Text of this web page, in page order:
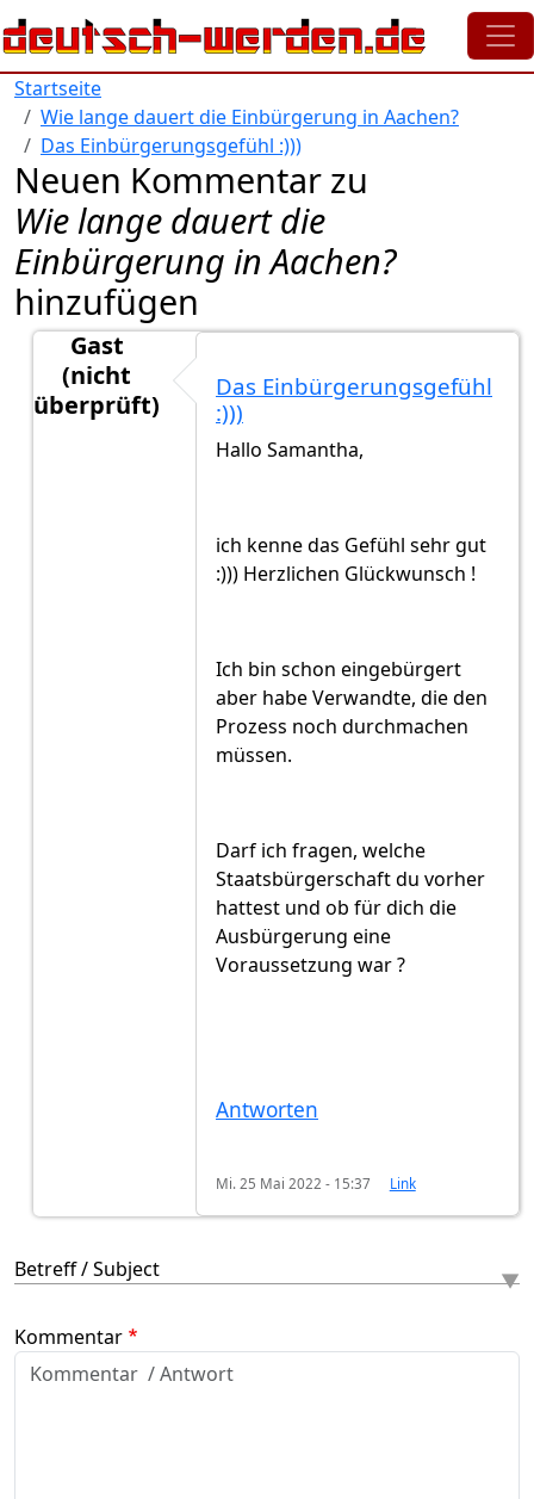
Direkt zum Inhalt
Startseite
Wie lange dauert die Einbürgerung in Aachen?
Das Einbürgerungsgefühl :)))
Neuen Kommentar zu
Wie lange dauert die
Einbürgerung in Aachen?
hinzufügen
Gast
(nicht
überprüft)
Das Einbürgerungsgefühl
:)))
Hallo Samantha,
ich kenne das Gefühl sehr gut
:))) Herzlichen Glückwunsch !
Ich bin schon eingebürgert
aber habe Verwandte, die den
Prozess noch durchmachen
müssen.
Darf ich fragen, welche
Staatsbürgerschaft du vorher
hattest und ob für dich die
Ausbürgerung eine
Voraussetzung war ?
Antworten
Mi. 25 Mai 2022 - 15:37 Link
Betreff / Subject
Kommentar